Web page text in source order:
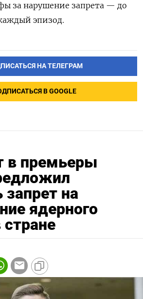
за нарушение запрета — до
эпизод.
НА ТЕЛЕГРАМ
В GOOGLE
в премьеры
на
ядерного